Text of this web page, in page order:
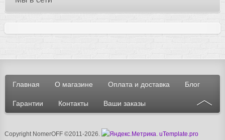
Главная О магазине Оплата и доставка Блог
Гарантии Контакты Ваши заказы
Copyright NomerOFF ©2011-2026. . uTemplate.pro